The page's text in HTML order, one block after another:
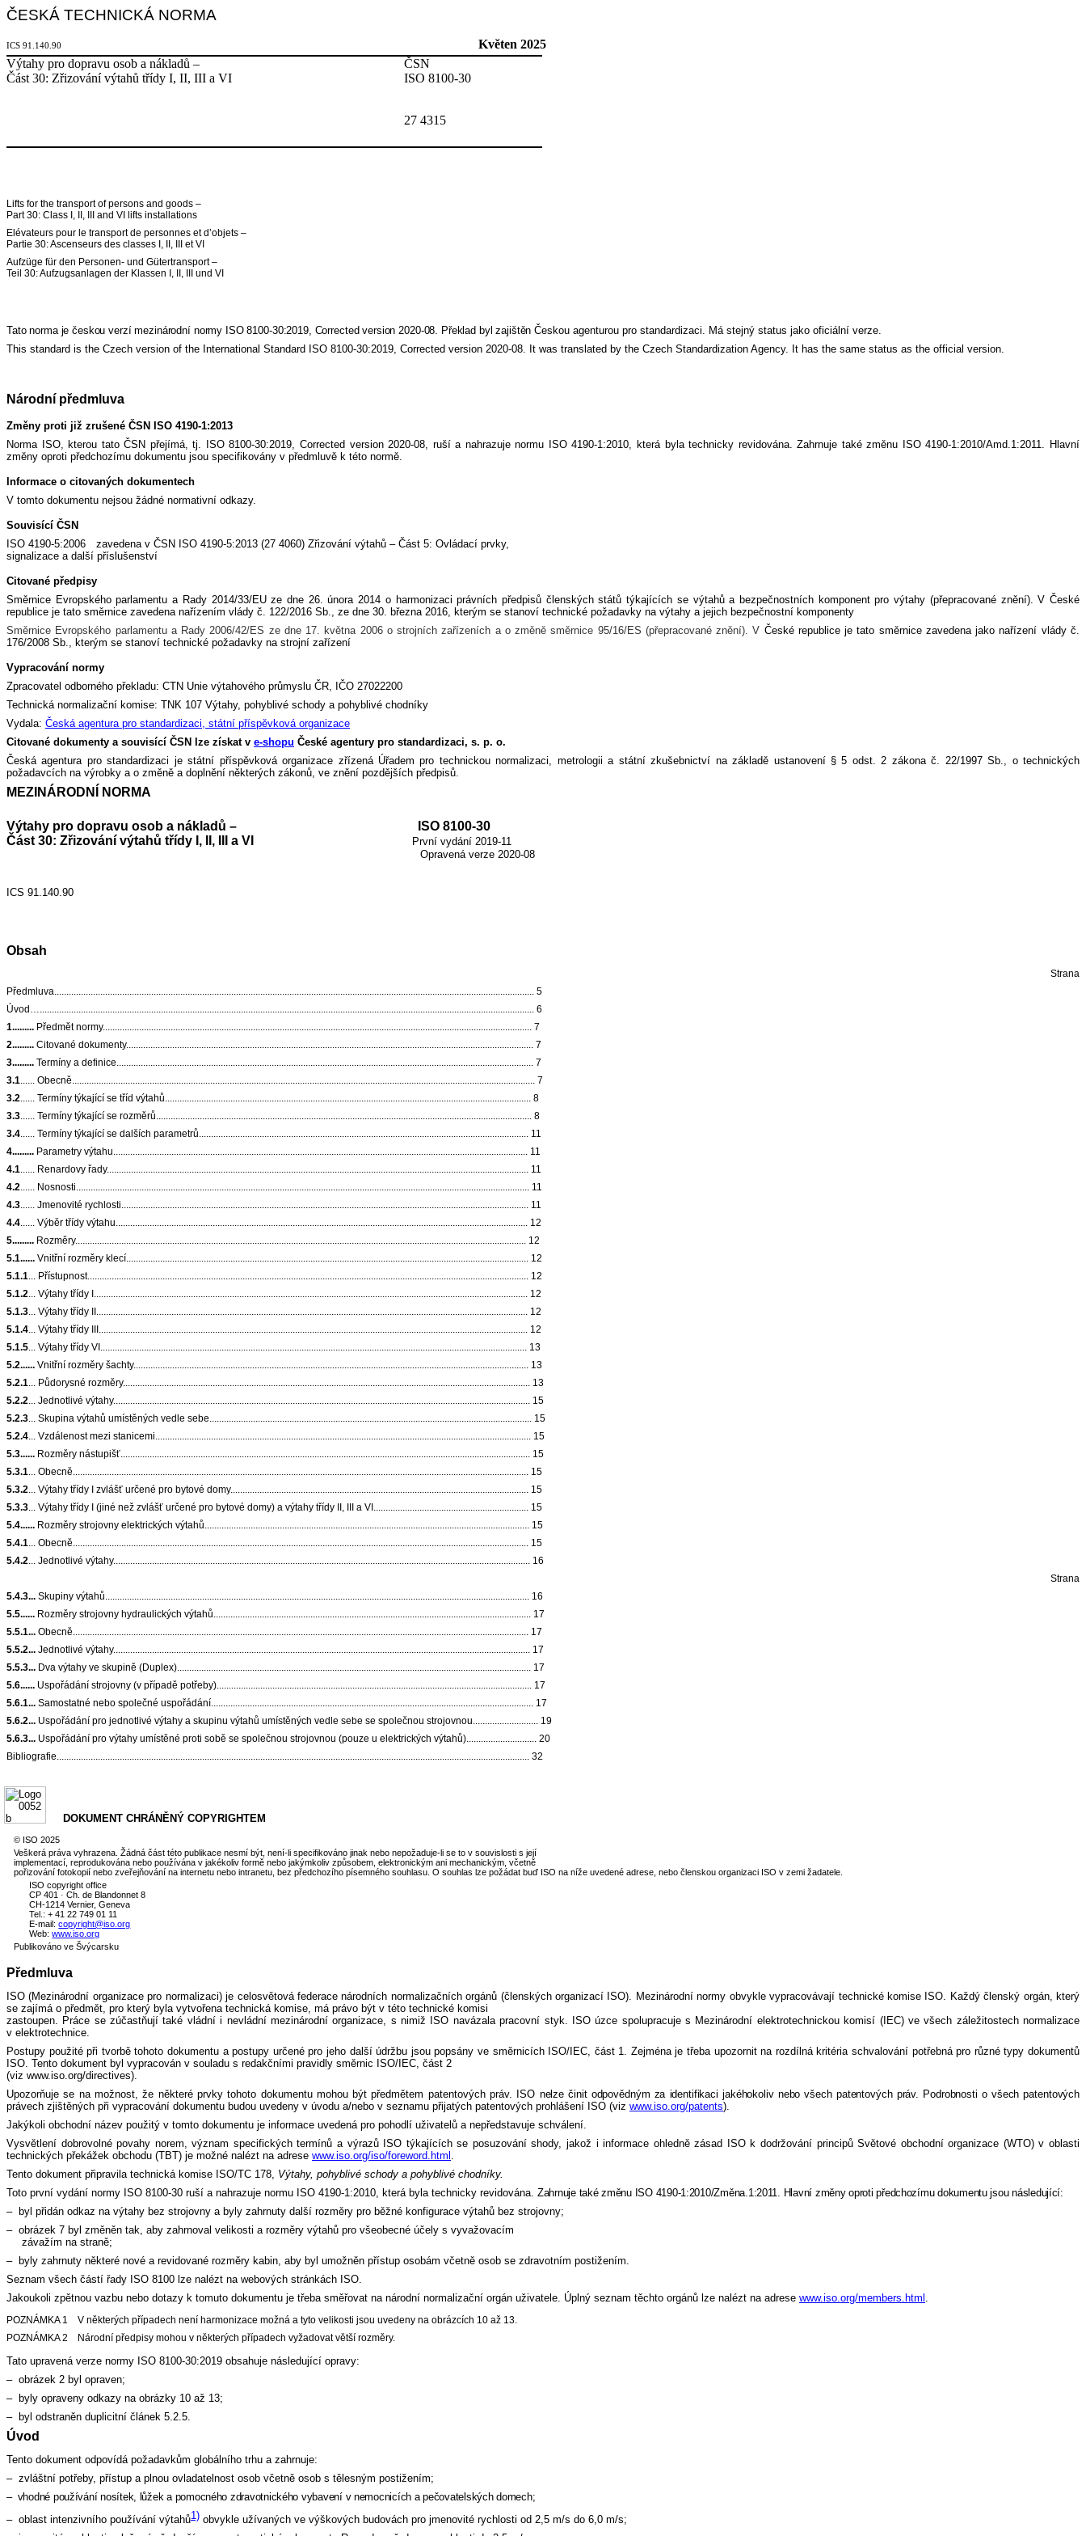
ČESKÁ TECHNICKÁ NORMA
ICS 91.140.90
Květen 2025
Výtahy pro dopravu osob a nákladů –
Část 30: Zřizování výtahů třídy I, II, III a VI
ČSN
ISO 8100-30
27 4315
Lifts for the transport of persons and goods –
Part 30: Class I, II, III and VI lifts installations
Elévateurs pour le transport de personnes et d’objets –
Partie 30: Ascenseurs des classes I, II, III et VI
Aufzüge für den Personen- und Gütertransport –
Teil 30: Aufzugsanlagen der Klassen I, II, III und VI
Tato norma je českou verzí mezinárodní normy ISO 8100-30:2019, Corrected version 2020-08. Překlad byl zajištěn Českou agenturou pro standardizaci. Má stejný status jako oficiální verze.
This standard is the Czech version of the International Standard ISO 8100-30:2019, Corrected version 2020-08. It was translated by the Czech Standardization Agency. It has the same status as the official version.
Národní předmluva
Změny proti již zrušené ČSN ISO 4190-1:2013
Norma ISO, kterou tato ČSN přejímá, tj. ISO 8100-30:2019, Corrected version 2020-08, ruší a nahrazuje normu ISO 4190-1:2010, která byla technicky revidována. Zahrnuje také změnu ISO 4190-1:2010/Amd.1:2011. Hlavní
změny oproti předchozímu dokumentu jsou specifikovány v předmluvě k této normě.
Informace o citovaných dokumentech
V tomto dokumentu nejsou žádné normativní odkazy.
Souvisící ČSN
ISO 4190-5:2006 zavedena v ČSN ISO 4190-5:2013 (27 4060) Zřizování výtahů – Část 5: Ovládací prvky,
signalizace a další příslušenství
Citované předpisy
Směrnice Evropského parlamentu a Rady 2014/33/EU ze dne 26. února 2014 o harmonizaci právních předpisů členských států týkajících se výtahů a bezpečnostních komponent pro výtahy (přepracované znění). V České
republice je tato směrnice zavedena nařízením vlády č. 122/2016 Sb., ze dne 30. března 2016, kterým se stanoví technické požadavky na výtahy a jejich bezpečnostní komponenty
Směrnice Evropského parlamentu a Rady 2006/42/ES ze dne 17. května 2006 o strojních zařízeních a o změně směrnice 95/16/ES (přepracované znění). V České republice je tato směrnice zavedena jako nařízení vlády č.
176/2008 Sb., kterým se stanoví technické požadavky na strojní zařízení
Vypracování normy
Zpracovatel odborného překladu: CTN Unie výtahového průmyslu ČR, IČO 27022200
Technická normalizační komise: TNK 107 Výtahy, pohyblivé schody a pohyblivé chodníky
Vydala: Česká agentura pro standardizaci, státní příspěvková organizace
Citované dokumenty a souvisící ČSN lze získat v e-shopu České agentury pro standardizaci, s. p. o.
Česká agentura pro standardizaci je státní příspěvková organizace zřízená Úřadem pro technickou normalizaci, metrologii a státní zkušebnictví na základě ustanovení § 5 odst. 2 zákona č. 22/1997 Sb., o technických
požadavcích na výrobky a o změně a doplnění některých zákonů, ve znění pozdějších předpisů.
MEZINÁRODNÍ NORMA
Výtahy pro dopravu osob a nákladů – ISO 8100-30
Část 30: Zřizování výtahů třídy I, II, III a VI
První vydání 2019-11
Opravená verze 2020-08
ICS 91.140.90
Obsah
Strana
Předmluva...................................................................................................................................................................................................... 5
Úvod…............................................................................................................................................................................................................ 6
1......... Předmět normy................................................................................................................................................................................. 7
2......... Citované dokumenty........................................................................................................................................................................ 7
3......... Termíny a definice............................................................................................................................................................................ 7
3.1...... Obecně............................................................................................................................................................................................... 7
3.2...... Termíny týkající se tříd výtahů....................................................................................................................................................... 8
3.3...... Termíny týkající se rozměrů........................................................................................................................................................... 8
3.4...... Termíny týkající se dalších parametrů........................................................................................................................................ 11
4......... Parametry výtahu........................................................................................................................................................................... 11
4.1...... Renardovy řady.............................................................................................................................................................................. 11
4.2...... Nosnosti........................................................................................................................................................................................... 11
4.3...... Jmenovité rychlosti........................................................................................................................................................................ 11
4.4...... Výběr třídy výtahu.......................................................................................................................................................................... 12
5......... Rozměry.......................................................................................................................................................................................... 12
5.1...... Vnitřní rozměry klecí...................................................................................................................................................................... 12
5.1.1... Přístupnost...................................................................................................................................................................................... 12
5.1.2... Výtahy třídy I................................................................................................................................................................................... 12
5.1.3... Výtahy třídy II.................................................................................................................................................................................. 12
5.1.4... Výtahy třídy III................................................................................................................................................................................. 12
5.1.5... Výtahy třídy VI................................................................................................................................................................................ 13
5.2...... Vnitřní rozměry šachty................................................................................................................................................................... 13
5.2.1... Půdorysné rozměry........................................................................................................................................................................ 13
5.2.2... Jednotlivé výtahy............................................................................................................................................................................ 15
5.2.3... Skupina výtahů umístěných vedle sebe..................................................................................................................................... 15
5.2.4... Vzdálenost mezi stanicemi........................................................................................................................................................... 15
5.3...... Rozměry nástupišť......................................................................................................................................................................... 15
5.3.1... Obecně............................................................................................................................................................................................ 15
5.3.2... Výtahy třídy I zvlášť určené pro bytové domy........................................................................................................................... 15
5.3.3... Výtahy třídy I (jiné než zvlášť určené pro bytové domy) a výtahy třídy II, III a VI................................................................ 15
5.4...... Rozměry strojovny elektrických výtahů...................................................................................................................................... 15
5.4.1... Obecně............................................................................................................................................................................................ 15
5.4.2... Jednotlivé výtahy............................................................................................................................................................................ 16
Strana
5.4.3... Skupiny výtahů............................................................................................................................................................................... 16
5.5...... Rozměry strojovny hydraulických výtahů................................................................................................................................... 17
5.5.1... Obecně............................................................................................................................................................................................ 17
5.5.2... Jednotlivé výtahy............................................................................................................................................................................ 17
5.5.3... Dva výtahy ve skupině (Duplex).................................................................................................................................................. 17
5.6...... Uspořádání strojovny (v případě potřeby).................................................................................................................................. 17
5.6.1... Samostatné nebo společné uspořádání..................................................................................................................................... 17
5.6.2... Uspořádání pro jednotlivé výtahy a skupinu výtahů umístěných vedle sebe se společnou strojovnou........................... 19
5.6.3... Uspořádání pro výtahy umístěné proti sobě se společnou strojovnou (pouze u elektrických výtahů)............................. 20
Bibliografie................................................................................................................................................................................................... 32
DOKUMENT CHRÁNĚNÝ COPYRIGHTEM
© ISO 2025
Veškerá práva vyhrazena. Žádná část této publikace nesmí být, není-li specifikováno jinak nebo nepožaduje-li se to v souvislosti s její
implementací, reprodukována nebo používána v jakékoliv formě nebo jakýmkoliv způsobem, elektronickým ani mechanickým, včetně
pořizování fotokopií nebo zveřejňování na internetu nebo intranetu, bez předchozího písemného souhlasu. O souhlas lze požádat buď ISO na níže uvedené adrese, nebo členskou organizaci ISO v zemi žadatele.
ISO copyright office
CP 401 · Ch. de Blandonnet 8
CH-1214 Vernier, Geneva
Tel.: + 41 22 749 01 11
E-mail:copyright@iso.org
Web:www.iso.org
Publikováno ve Švýcarsku
Předmluva
ISO (Mezinárodní organizace pro normalizaci) je celosvětová federace národních normalizačních orgánů (členských organizací ISO). Mezinárodní normy obvykle vypracovávají technické komise ISO. Každý členský orgán, který
se zajímá o předmět, pro který byla vytvořena technická komise, má právo být v této technické komisi
zastoupen. Práce se zúčastňují také vládní i nevládní mezinárodní organizace, s nimiž ISO navázala pracovní styk. ISO úzce spolupracuje s Mezinárodní elektrotechnickou komisí (IEC) ve všech záležitostech normalizace
v elektrotechnice.
Postupy použité při tvorbě tohoto dokumentu a postupy určené pro jeho další údržbu jsou popsány ve směrnicích ISO/IEC, část 1. Zejména je třeba upozornit na rozdílná kritéria schvalování potřebná pro různé typy dokumentů
ISO. Tento dokument byl vypracován v souladu s redakčními pravidly směrnic ISO/IEC, část 2
(viz www.iso.org/directives).
Upozorňuje se na možnost, že některé prvky tohoto dokumentu mohou být předmětem patentových práv. ISO nelze činit odpovědným za identifikaci jakéhokoliv nebo všech patentových práv. Podrobnosti o všech patentových
právech zjištěných při vypracování dokumentu budou uvedeny v úvodu a/nebo v seznamu přijatých patentových prohlášení ISO (viz www.iso.org/patents).
Jakýkoli obchodní název použitý v tomto dokumentu je informace uvedená pro pohodlí uživatelů a nepředstavuje schválení.
Vysvětlení dobrovolné povahy norem, význam specifických termínů a výrazů ISO týkajících se posuzování shody, jakož i informace ohledně zásad ISO k dodržování principů Světové obchodní organizace (WTO) v oblasti
technických překážek obchodu (TBT) je možné nalézt na adrese www.iso.org/iso/foreword.html .
Tento dokument připravila technická komise ISO/TC 178, Výtahy, pohyblivé schody a pohyblivé chodníky.
Toto první vydání normy ISO 8100-30 ruší a nahrazuje normu ISO 4190-1:2010, která byla technicky revidována. Zahrnuje také změnu ISO 4190-1:2010/Změna.1:2011. Hlavní změny oproti předchozímu dokumentu jsou následující:
–
byl přidán odkaz na výtahy bez strojovny a byly zahrnuty další rozměry pro běžné konfigurace výtahů bez strojovny;
– obrázek 7 byl změněn tak, aby zahrnoval velikosti a rozměry výtahů pro všeobecné účely s vyvažovacím
závažím na straně;
–
byly zahrnuty některé nové a revidované rozměry kabin, aby byl umožněn přístup osobám včetně osob se zdravotním postižením.
Seznam všech částí řady ISO 8100 lze nalézt na webových stránkách ISO.
Jakoukoli zpětnou vazbu nebo dotazy k tomuto dokumentu je třeba směřovat na národní normalizační orgán uživatele. Úplný seznam těchto orgánů lze nalézt na adrese www.iso.org/members.html .
POZNÁMKA 1 V některých případech není harmonizace možná a tyto velikosti jsou uvedeny na obrázcích 10 až 13.
POZNÁMKA 2 Národní předpisy mohou v některých případech vyžadovat větší rozměry.
Tato upravená verze normy ISO 8100-30:2019 obsahuje následující opravy:
– obrázek 2 byl opraven;
– byly opraveny odkazy na obrázky 10 až 13;
– byl odstraněn duplicitní článek 5.2.5.
Úvod
Tento dokument odpovídá požadavkům globálního trhu a zahrnuje:
– zvláštní potřeby, přístup a plnou ovladatelnost osob včetně osob s tělesným postižením;
– vhodné používání nosítek, lůžek a pomocného zdravotnického vybavení v nemocnicích a pečovatelských domech;
– oblast intenzivního používání výtahů1) obvykle užívaných ve výškových budovách pro jmenovité rychlosti od 2,5 m/s do 6,0 m/s;